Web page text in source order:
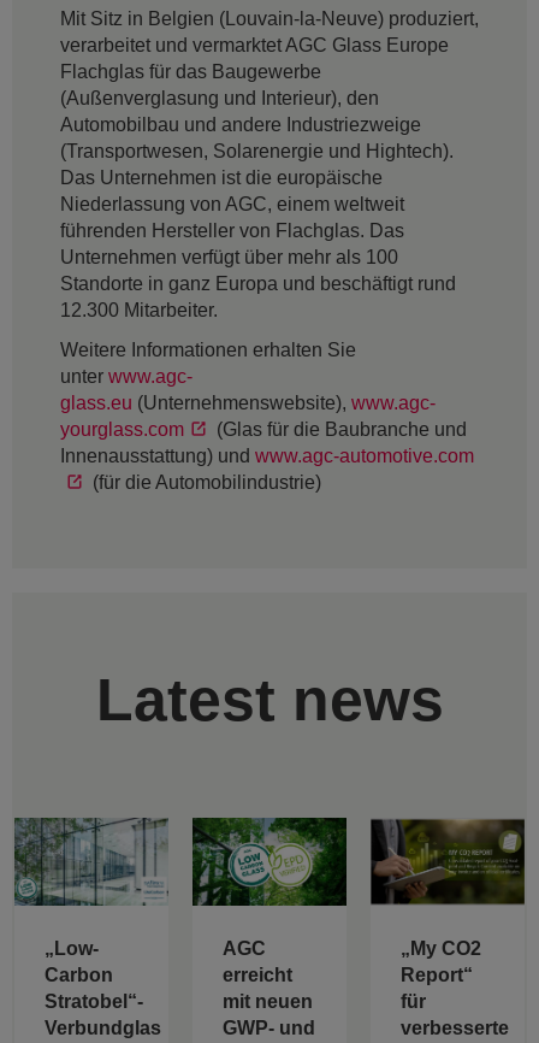
Mit Sitz in Belgien (Louvain-la-Neuve) produziert,
verarbeitet und vermarktet AGC Glass Europe
Flachglas für das Baugewerbe
(Außenverglasung und Interieur), den
Automobilbau und andere Industriezweige
(Transportwesen, Solarenergie und Hightech).
Das Unternehmen ist die europäische
Niederlassung von AGC, einem weltweit
führenden Hersteller von Flachglas. Das
Unternehmen verfügt über mehr als 100
Standorte in ganz Europa und beschäftigt rund
12.300 Mitarbeiter.
Weitere Informationen erhalten Sie
unter www.agc-
glass.eu (Unternehmenswebsite), www.agc-
yourglass.com
(Glas für die Baubranche und
Innenausstattung) und www.agc-automotive.com
(für die Automobilindustrie)
Latest news
„Low-
Carbon
Stratobel“-
Verbundglas
AGC
erreicht
mit neuen
GWP- und
„My CO2
Report“
für
verbesserte